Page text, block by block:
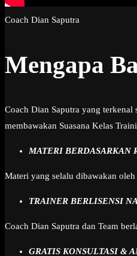
Coach Dian Saputra
Mengapa
Coach Dian Saputra yang
membawakan Suasana Kelas
MATERI BERDASARKAN
Materi yang selalu dibawakan
TRAINER BERLISENSI
Coach Dian Saputra dan Team
GRATIS KONSULTASI &